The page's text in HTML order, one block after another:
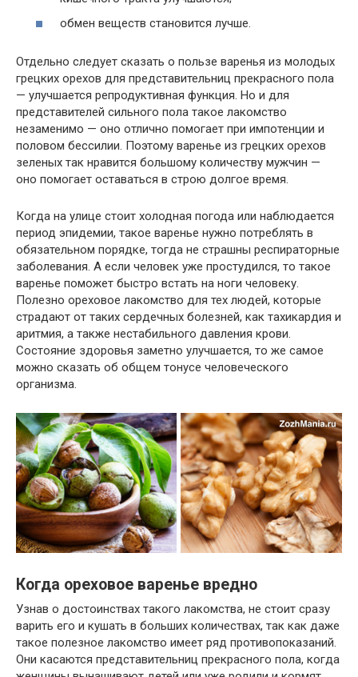
обмен веществ становится лучше.
Отдельно следует сказать о пользе варенья из молодых
грецких орехов для представительниц прекрасного пола
— улучшается репродуктивная функция. Но и для
представителей сильного пола такое лакомство
незаменимо — оно отлично помогает при импотенции и
половом бессилии. Поэтому варенье из грецких орехов
зеленых так нравится большому количеству мужчин —
оно помогает оставаться в строю долгое время.
Когда на улице стоит холодная погода или наблюдается
период эпидемии, такое варенье нужно потреблять в
обязательном порядке, тогда не страшны респираторные
заболевания. А если человек уже простудился, то такое
варенье поможет быстро встать на ноги человеку.
Полезно ореховое лакомство для тех людей, которые
страдают от таких сердечных болезней, как тахикардия и
аритмия, а также нестабильного давления крови.
Состояние здоровья заметно улучшается, то же самое
можно сказать об общем тонусе человеческого
организма.
Когда ореховое варенье вредно
Узнав о достоинствах такого лакомства, не стоит сразу
варить его и кушать в больших количествах, так как даже
такое полезное лакомство имеет ряд противопоказаний.
Они касаются представительниц прекрасного пола, когда